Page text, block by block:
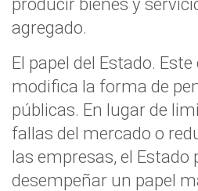
agregado.
El papel del Estado.
modifica la forma de
públicas. En lugar de
fallas del mercado o
las empresas, el Estado
desempeñar un papel